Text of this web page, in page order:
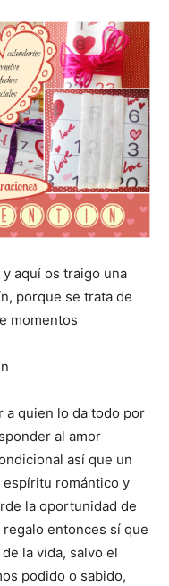
aquí os traigo una
porque se trata de
momentos
a quien lo da todo por
al amor
así que un
romántico y
la oportunidad de
entonces sí que
la vida, salvo el
podido o sabido,